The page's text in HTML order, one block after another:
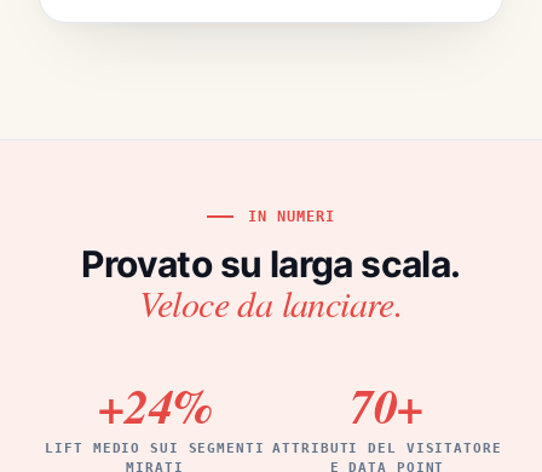
IN NUMERI
Provato su larga scala.
Veloce da lanciare.
+24%
LIFT MEDIO SUI SEGMENTI
MIRATI
70+
ATTRIBUTI DEL VISITATORE
E DATA POINT